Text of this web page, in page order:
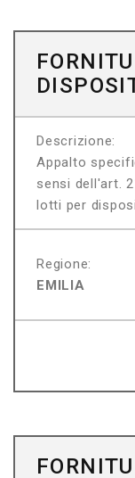
Descrizione:
Appalto
sensi dell'art.
lotti per
Regione:
EMILIA